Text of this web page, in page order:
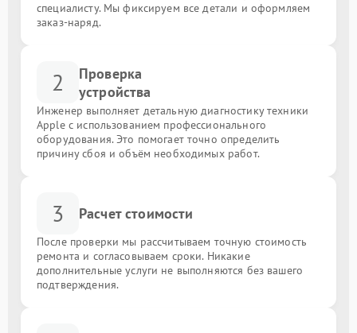
специалисту. Мы фиксируем все детали и оформляем
заказ-наряд.
2
Проверка
устройства
Инженер выполняет детальную диагностику техники
Apple с использованием профессионального
оборудования. Это помогает точно определить
причину сбоя и объём необходимых работ.
3 Расчет стоимости
После проверки мы рассчитываем точную стоимость
ремонта и согласовываем сроки. Никакие
дополнительные услуги не выполняются без вашего
подтверждения.